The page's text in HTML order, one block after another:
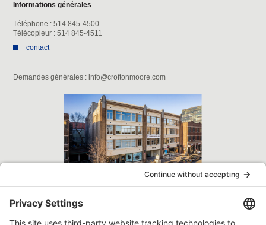
Informations générales
Téléphone : 514 845-4500
Télécopieur : 514 845-4511
contact
Demandes générales : info@croftonmoore.com